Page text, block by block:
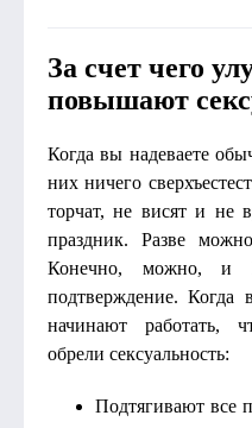
За счет чего
повышают
Когда вы надеваете
них ничего
торчат, не висят и не
праздник. Разве
Конечно, можно,
подтверждение. Когда
начинают работать,
обрели сексуальность:
Подтягивают все